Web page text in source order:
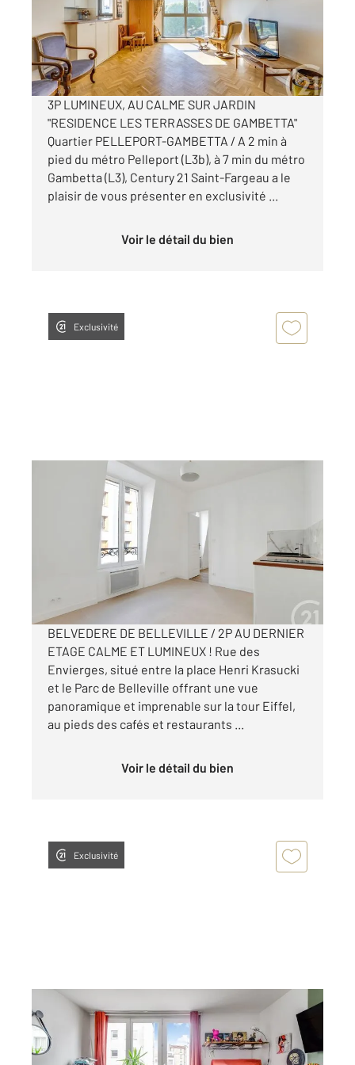
Appartement F3 à vendre
660 000 €
Visiter le site dédié
3P LUMINEUX, AU CALME SUR JARDIN
"RESIDENCE LES TERRASSES DE GAMBETTA"
Quartier PELLEPORT-GAMBETTA / A 2 min à
pied du métro Pelleport (L3b), à 7 min du métro
Gambetta (L3), Century 21 Saint-Fargeau a le
plaisir de vous présenter en exclusivité ...
Voir le détail du bien
Exclusivité
PARIS 75020
, 2 pièces
Ref : 11457
Appartement F2 à vendre
249 000 €
Visiter le site dédié
BELVEDERE DE BELLEVILLE / 2P AU DERNIER
ETAGE CALME ET LUMINEUX ! Rue des
Envierges, situé entre la place Henri Krasucki
et le Parc de Belleville offrant une vue
panoramique et imprenable sur la tour Eiffel,
au pieds des cafés et restaurants ...
Voir le détail du bien
Exclusivité
PARIS 75020
, 1 pièce
Ref : 11528